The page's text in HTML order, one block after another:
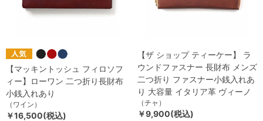
【マッキントッシュ フィロソフ
ィー】ローワン 二つ折り長財布
小銭入れあり
（ワイン）
￥16,500(税込)
【ザ ショップ ティーケー】 ラ
ウンドファスナー 長財布 メンズ
二つ折り ファスナー小銭入れあ
り 大容量 イタリア革 ヴィーノ
（チャ）
￥9,900(税込)